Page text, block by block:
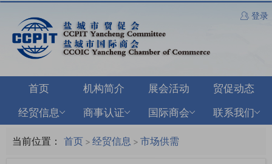
登录
首页 机构简介 展会活动
贸促动态
经贸信息
商事认证 国际商会 联系我们
当前位置： 首页 > 经贸信息 > 市场供需